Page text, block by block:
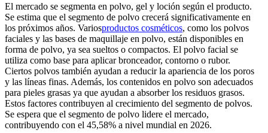
El mercado se segmenta en polvo, gel y loción según el producto.
Se estima que el segmento de polvo crecerá significativamente en
los próximos años. Variosproductos cosméticos, como los polvos
faciales y las bases de maquillaje en polvo, están disponibles en
forma de polvo, ya sea sueltos o compactos. El polvo facial se
utiliza como base para aplicar bronceador, contorno o rubor.
Ciertos polvos también ayudan a reducir la apariencia de los poros
y las líneas finas. Además, los contenidos en polvo son adecuados
para pieles grasas ya que ayudan a absorber los residuos grasos.
Estos factores contribuyen al crecimiento del segmento de polvos.
Se espera que el segmento de polvo lidere el mercado,
contribuyendo con el 45,58% a nivel mundial en 2026.